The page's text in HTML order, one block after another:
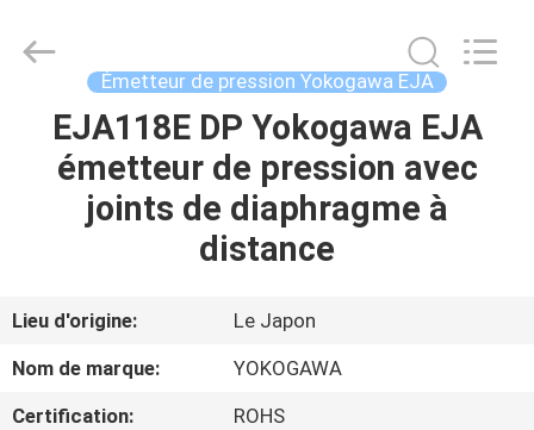
MAISON
À
PROPOS
INDUSTRY
Émetteur de pression Yokogawa EJA
EJA118E DP Yokogawa EJA
émetteur de pression avec
joints de diaphragme à
distance
Lieu d'origine:
Le Japon
Nom de marque:
YOKOGAWA
Certification:
ROHS